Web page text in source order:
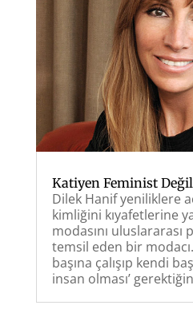
Katiyen Feminist
Dilek Hanif yeniliklere
kimliğini kıyafetlerine
modasını
temsil eden bir modacı.
başına çalışıp kendi
insan olması’